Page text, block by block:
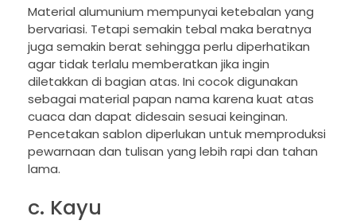
Material alumunium mempunyai ketebalan yang
bervariasi. Tetapi semakin tebal maka beratnya
juga semakin berat sehingga perlu diperhatikan
agar tidak terlalu memberatkan jika ingin
diletakkan di bagian atas. Ini cocok digunakan
sebagai material papan nama karena kuat atas
cuaca dan dapat didesain sesuai keinginan.
Pencetakan sablon diperlukan untuk memproduksi
pewarnaan dan tulisan yang lebih rapi dan tahan
lama.
c. Kayu